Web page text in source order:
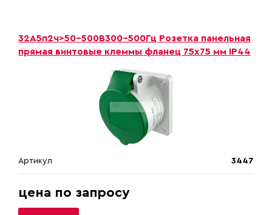
32A5п2ч>50-500B300-500Гц Розетка панельная
прямая винтовые клеммы фланец 75х75 мм IP44
Артикул 3447
цена по запросу